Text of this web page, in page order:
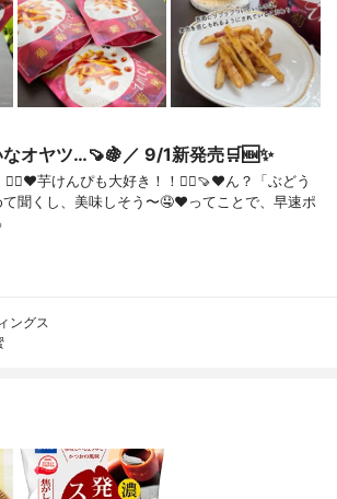
オヤツ…🍠🍇／ 9/1新発売🛒🆕✨
🙋‍♀️❤️芋けんぴも大好き！！🙋‍♀️🍠❤️⁡ん？「ぶどう
聞くし、美味しそう〜🤤❤️⁡ってことで、早速ポ
ングス